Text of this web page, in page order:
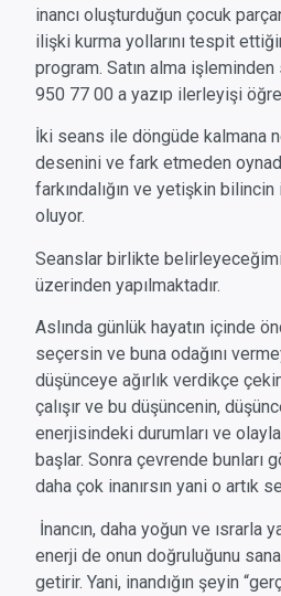
inancı oluşturduğun çocuk
ilişki kurma yollarını tespit
program. Satın alma
950 77 00 a yazıp ilerleyişi
İki seans ile döngüde kalmana
desenini ve fark etmeden
farkındalığın ve yetişkin bilincin
oluyor.
Seanslar birlikte
üzerinden yapılmaktadır.
Aslında günlük hayatın içinde
seçersin ve buna odağını
düşünceye ağırlık verdikçe
çalışır ve bu düşüncenin,
enerjisindeki durumları ve
başlar. Sonra çevrende bunları
daha çok inanırsın yani o artık
İnancın, daha yoğun ve ısrarla
enerji de onun doğruluğunu
getirir. Yani, inandığın şeyin